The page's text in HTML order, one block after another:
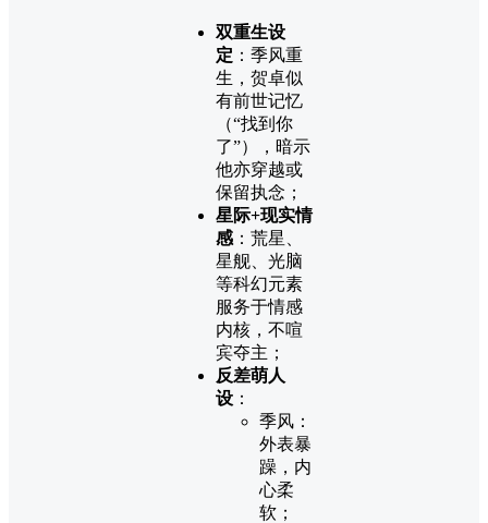
双重生设
定 ：季风重
生，贺卓似
有前世记忆
（“找到你
了”），暗示
他亦穿越或
保留执念；
星际+现实情
感 ：荒星、
星舰、光脑
等科幻元素
服务于情感
内核，不喧
宾夺主；
反差萌人
设 ：
季风：
外表暴
躁，内
心柔
软；